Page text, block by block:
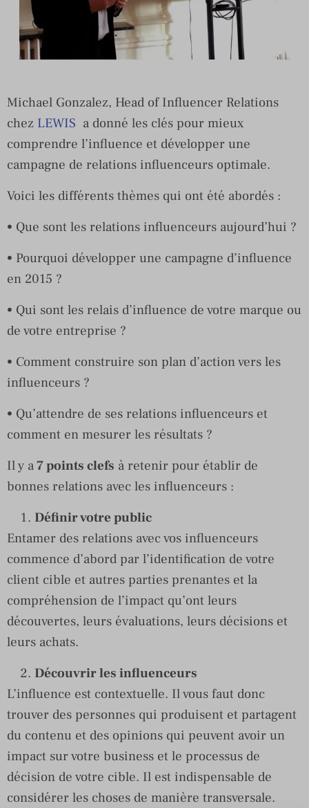
Michael Gonzalez, Head of Influencer Relations
chez LEWIS a donné les clés pour mieux
comprendre l’influence et développer une
campagne de relations influenceurs optimale.
Voici les différents thèmes qui ont été abordés :
• Que sont les relations influenceurs aujourd’hui ?
• Pourquoi développer une campagne d’influence
en 2015 ?
• Qui sont les relais d’influence de votre marque ou
de votre entreprise ?
• Comment construire son plan d’action vers les
influenceurs ?
• Qu’attendre de ses relations influenceurs et
comment en mesurer les résultats ?
Il y a7 points clefs à retenir pour établir de
bonnes relations avec les influenceurs :
Définir votre public
Entamer des relations avec vos influenceurs
commence d’abord par l’identification de votre
client cible et autres parties prenantes et la
compréhension de l’impact qu’ont leurs
découvertes, leurs évaluations, leurs décisions et
leurs achats.
Découvrir les influenceurs
L’influence est contextuelle. Il vous faut donc
trouver des personnes qui produisent et partagent
du contenu et des opinions qui peuvent avoir un
impact sur votre business et le processus de
décision de votre cible. Il est indispensable de
considérer les choses de manière transversale.